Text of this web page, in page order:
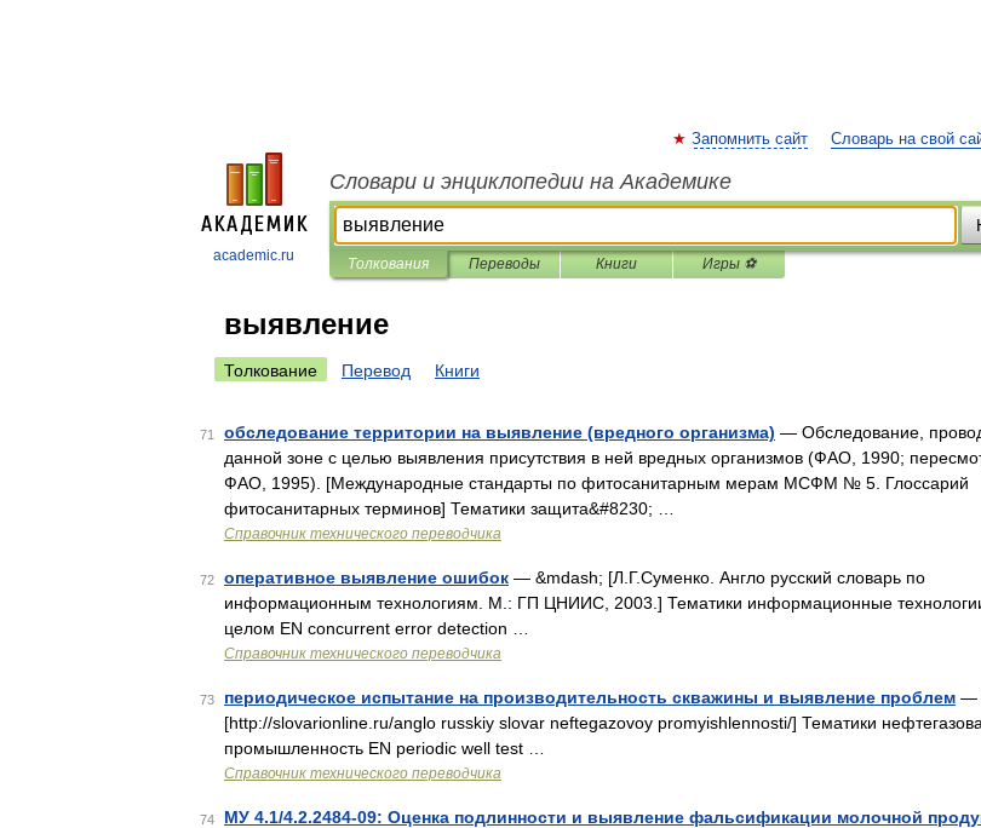
academic.ru
Запомнить сайт Словарь на свой
Словари и энциклопедии на Академике
Толкования Переводы Книги Игры ⚽
выявление
Толкование Перевод Книги
71 обследование территории на выявление (вредного организма) — Обследование,
данной зоне с целью выявления присутствия в ней вредных организмов (ФАО, 1990;
ФАО, 1995). [Mеждународные стандарты по фитосанитарным мерам МСФМ № 5. Глоссарий
фитосанитарных терминов] Тематики защита&#8230; …
Справочник технического переводчика
72 оперативное выявление ошибок — &mdash; [Л.Г.Суменко. Англо русский словарь по
информационным технологиям. М.: ГП ЦНИИС, 2003.] Тематики информационные
целом EN concurrent error detection …
Справочник технического переводчика
73 периодическое испытание на производительность скважины и выявление проблем —
[http://slovarionline.ru/anglo russkiy slovar neftegazovoy promyishlennosti/] Тематики
промышленность EN periodic well test …
Справочник технического переводчика
74 МУ 4.1/4.2.2484-09: Оценка подлинности и выявление фальсификации молочной